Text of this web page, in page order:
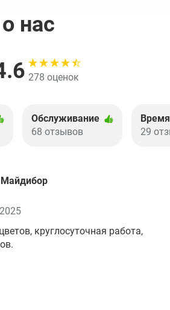
нас
278 оценок
Обслуживание
68 отзывов
29
Майдибор
круглосуточная работа,